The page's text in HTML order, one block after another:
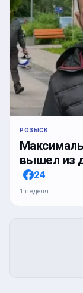
РОЗЫСК
вышел из
24
1 неделя